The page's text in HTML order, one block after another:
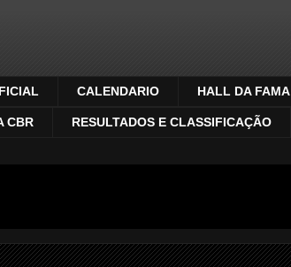
CALENDARIO HALL DA FAMA
CBR RESULTADOS E CLASSIFICAÇÃO